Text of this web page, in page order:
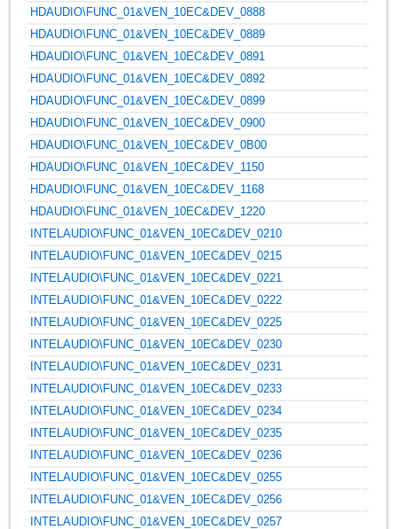
HDAUDIO\FUNC_01&VEN_10EC&DEV_0888
HDAUDIO\FUNC_01&VEN_10EC&DEV_0889
HDAUDIO\FUNC_01&VEN_10EC&DEV_0891
HDAUDIO\FUNC_01&VEN_10EC&DEV_0892
HDAUDIO\FUNC_01&VEN_10EC&DEV_0899
HDAUDIO\FUNC_01&VEN_10EC&DEV_0900
HDAUDIO\FUNC_01&VEN_10EC&DEV_0B00
HDAUDIO\FUNC_01&VEN_10EC&DEV_1150
HDAUDIO\FUNC_01&VEN_10EC&DEV_1168
HDAUDIO\FUNC_01&VEN_10EC&DEV_1220
INTELAUDIO\FUNC_01&VEN_10EC&DEV_0210
INTELAUDIO\FUNC_01&VEN_10EC&DEV_0215
INTELAUDIO\FUNC_01&VEN_10EC&DEV_0221
INTELAUDIO\FUNC_01&VEN_10EC&DEV_0222
INTELAUDIO\FUNC_01&VEN_10EC&DEV_0225
INTELAUDIO\FUNC_01&VEN_10EC&DEV_0230
INTELAUDIO\FUNC_01&VEN_10EC&DEV_0231
INTELAUDIO\FUNC_01&VEN_10EC&DEV_0233
INTELAUDIO\FUNC_01&VEN_10EC&DEV_0234
INTELAUDIO\FUNC_01&VEN_10EC&DEV_0235
INTELAUDIO\FUNC_01&VEN_10EC&DEV_0236
INTELAUDIO\FUNC_01&VEN_10EC&DEV_0255
INTELAUDIO\FUNC_01&VEN_10EC&DEV_0256
INTELAUDIO\FUNC_01&VEN_10EC&DEV_0257